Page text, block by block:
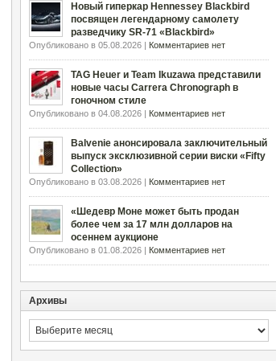
Новый гиперкар Hennessey Blackbird
посвящен легендарному самолету
разведчику SR-71 «Blackbird»
Опубликовано в 05.08.2026 | Комментариев нет
TAG Heuer и Team Ikuzawa представили
новые часы Carrera Chronograph в
гоночном стиле
Опубликовано в 04.08.2026 | Комментариев нет
Balvenie анонсировала заключительный
выпуск эксклюзивной серии виски «Fifty
Collection»
Опубликовано в 03.08.2026 | Комментариев нет
«Шедевр Моне может быть продан
более чем за 17 млн долларов на
осеннем аукционе
Опубликовано в 01.08.2026 | Комментариев нет
Архивы
Архивы